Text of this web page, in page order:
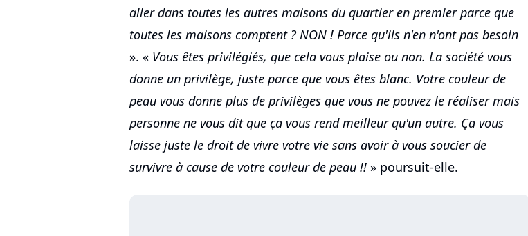
aller dans toutes les autres maisons du quartier en premier parce que
toutes les maisons comptent ? NON ! Parce qu'ils n'en n'ont pas besoin
». « Vous êtes privilégiés, que cela vous plaise ou non. La société vous
donne un privilège, juste parce que vous êtes blanc. Votre couleur de
peau vous donne plus de privilèges que vous ne pouvez le réaliser mais
personne ne vous dit que ça vous rend meilleur qu'un autre. Ça vous
laisse juste le droit de vivre votre vie sans avoir à vous soucier de
survivre à cause de votre couleur de peau !! » poursuit-elle.